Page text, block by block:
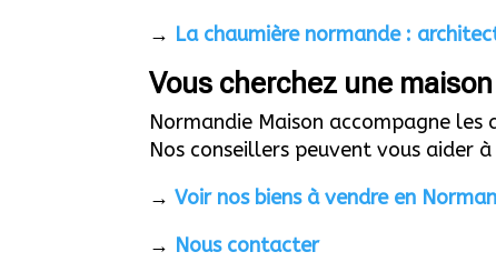
→ La chaumière normande :
Vous cherchez une
Normandie Maison accompagne les
Nos conseillers peuvent vous aider
→Voir nos biens à vendre en
→ Nous contacter